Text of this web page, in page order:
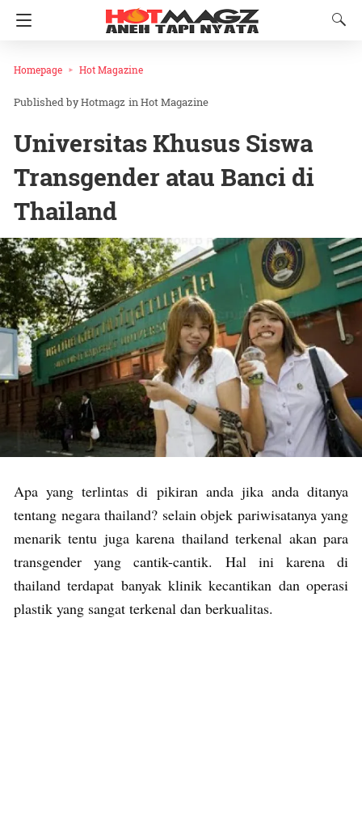
Homepage Hot Magazine
Hotmagz inHot Magazine
Universitas Khusus Siswa
Transgender atau Banci di
Thailand
Apa yang terlintas di pikiran anda jika anda ditanya
tentang negara thailand? selain objek pariwisatanya yang
menarik tentu juga karena thailand terkenal akan para
transgender yang cantik-cantik. Hal ini karena di
thailand terdapat banyak klinik kecantikan dan operasi
plastik yang sangat terkenal dan berkualitas.